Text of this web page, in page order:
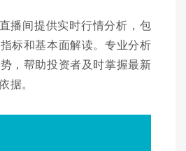
播间提供实时行情分析，包
标和基本面解读。专业分析
，帮助投资者及时掌握最新
据。